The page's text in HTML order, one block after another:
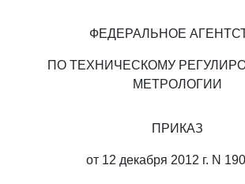
ФЕДЕРАЛЬНОЕ
ПО ТЕХНИЧЕСКОМУ
МЕТРОЛОГИИ
ПРИКАЗ
от 12 декабря 2012 г. N